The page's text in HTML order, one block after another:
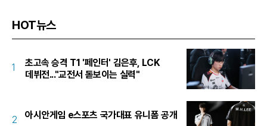
HOT뉴스
1
초고속 승격 T1 '페인터' 김은후, LCK
데뷔전..."교전서 돋보이는 실력"
2 아시안게임 e스포츠 국가대표 유니폼 공개